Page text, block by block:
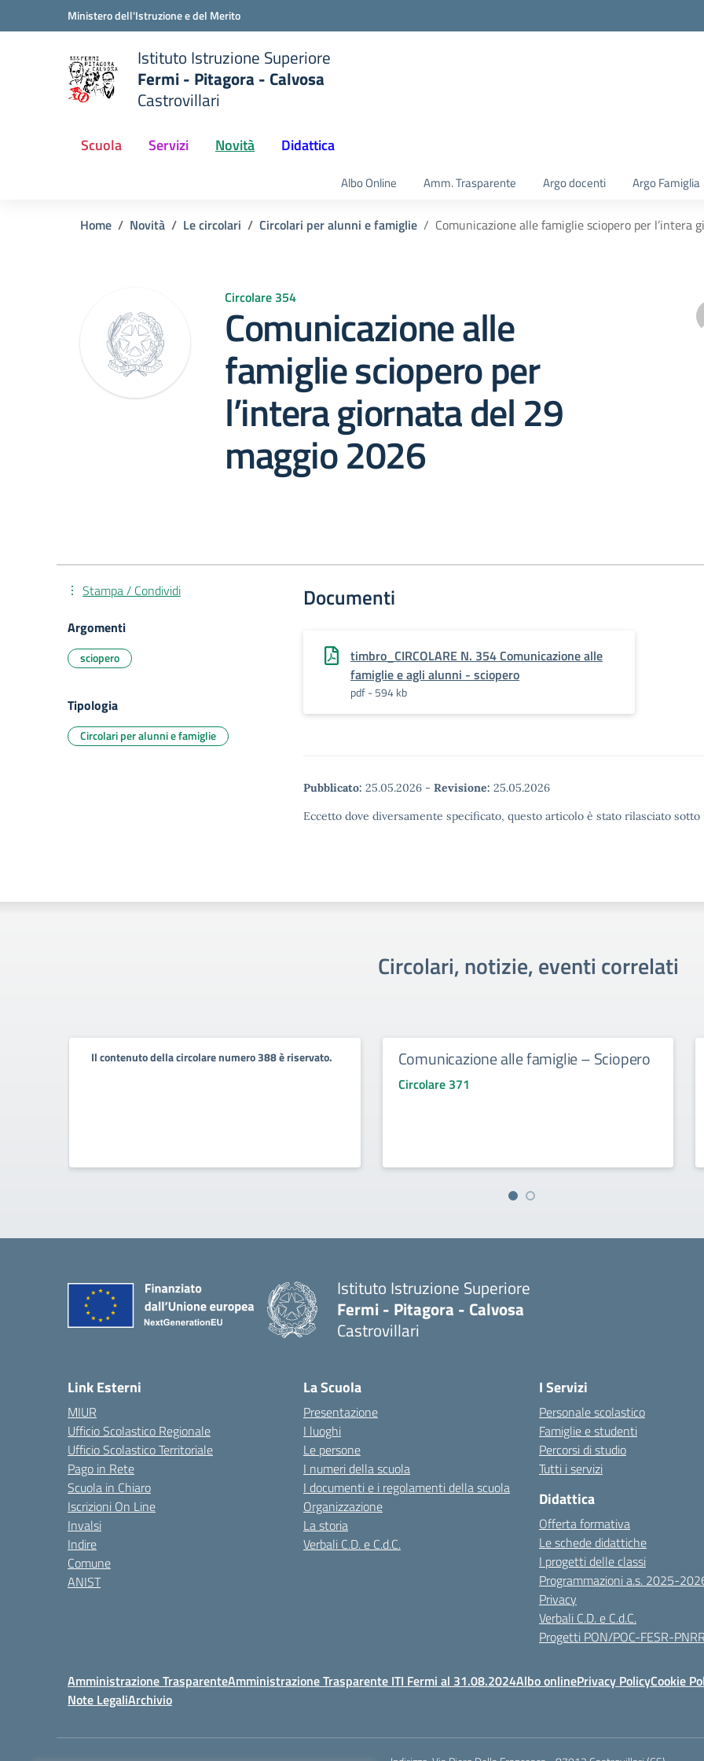
Vai ai contenuti
Vai al menu di navigazioneMinistero dell'Istruzione e del Merito
Istituto Istruzione Superiore
Fermi - Pitagora - Calvosa
Castrovillari
Scuola Servizi Novità Didattica
Albo Online Amm. Trasparente Argo docenti Argo Famiglia
Home Novità Le circolari Circolari per alunni e famiglie Comunicazione alle famiglie sciopero per l’intera
Circolare 354
Comunicazione alle
famiglie sciopero per
l’intera giornata del 29
maggio 2026
Documenti
timbro_CIRCOLARE N. 354 Comunicazione alle
famiglie e agli alunni - sciopero
pdf - 594 kb
Pubblicato: 25.05.2026 - Revisione: 25.05.2026
Eccetto dove diversamente specificato, questo articolo è stato rilasciato
Stampa / Condividi
Argomenti
sciopero
Tipologia
Circolari per alunni e famiglie
Circolari, notizie, eventi correlati
Il contenuto della circolare numero 388 è riservato. Comunicazione alle famiglie – Sciopero
Circolare 371
Istituto Istruzione Superiore
Fermi - Pitagora - Calvosa
Castrovillari
Link Esterni
MIUR
Ufficio Scolastico Regionale
Ufficio Scolastico Territoriale
Pago in Rete
Scuola in Chiaro
Iscrizioni On Line
Invalsi
Indire
Comune
ANIST
La Scuola
Presentazione
I luoghi
Le persone
I numeri della scuola
I documenti e i regolamenti della scuola
Organizzazione
La storia
Verbali C.D. e C.d.C.
I Servizi
Personale scolastico
Famiglie e studenti
Percorsi di studio
Tutti i servizi
Didattica
Offerta formativa
Le schede didattiche
I progetti delle classi
Programmazioni a.s. 2025-
Privacy
Verbali C.D. e C.d.C.
Progetti PON/POC-FESR-PNRR
Amministrazione TrasparenteAmministrazione Trasparente ITI Fermi al 31.08.2024Albo onlinePrivacy PolicyCookie
Note LegaliArchivio